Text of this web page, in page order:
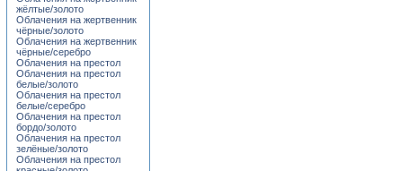
жёлтые/золото
Облачения на жертвенник
чёрные/золото
Облачения на жертвенник
чёрные/серебро
Облачения на престол
Облачения на престол
белые/золото
Облачения на престол
белые/серебро
Облачения на престол
бордо/золото
Облачения на престол
зелёные/золото
Облачения на престол